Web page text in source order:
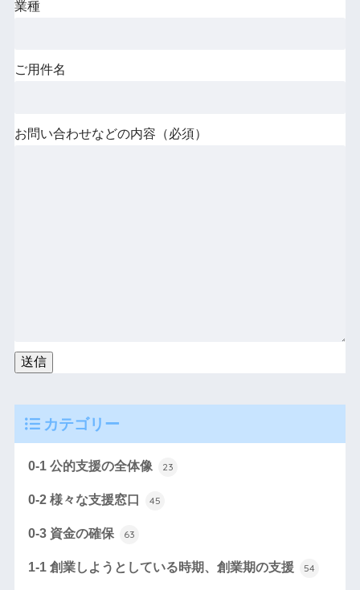
業種
ご用件名
お問い合わせなどの内容（必須）
カテゴリー
0-1 公的支援の全体像 23
0-2 様々な支援窓口 45
0-3 資金の確保 63
1-1 創業しようとしている時期、創業期の支援 54